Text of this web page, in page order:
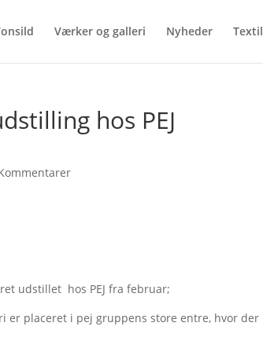
Værker og galleri Nyheder Textil
hos PEJ
udstillet hos PEJ fra februar;
er placeret i pej gruppens store entre, hvor der